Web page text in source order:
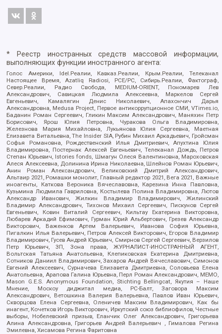
* Реестр иностранных средств массовой информации,
выполняющих функции иностранного агента:
Голос Америки, Idel.Реалии, Кавказ.Реалии, Крым.Реалии, Телеканал
Настоящее Время, Azatliq Radiosi, PCE/PC, Сибирь.Реалии, Фактограф,
Север.Реалии, Радио Свобода, MEDIUM-ORIENT, Пономарев Лев
Александрович, Савицкая Людмила Алексеевна, Маркелов Сергей
Евгеньевич, Камалягин Денис Николаевич, Апахончич Дарья
Александровна, Medusa Project, Первое антикоррупционное СМИ, VTimes.io,
Баданин Роман Сергеевич, Гликин Максим Александрович, Маняхин Петр
Борисович, Ярош Юлия Петровна, Чуракова Ольга Владимировна,
Железнова Мария Михайловна, Лукьянова Юлия Сергеевна, Маетная
Елизавета Витальевна, The Insider SIA, Рубин Михаил Аркадьевич, Гройсман
Софья Романовна, Рождественский Илья Дмитриевич, Апухтина Юлия
Владимировна, Постернак Алексей Евгеньевич, Телеканал Дождь, Петров
Степан Юрьевич, Istories fonds, Шмагун Олеся Валентиновна, Мароховская
Алеся Алексеевна, Долинина Ирина Николаевна, Шлейнов Роман Юрьевич,
Анин Роман Александрович, Великовский Дмитрий Александрович,
Альтаир 2021, Ромашки монолит, Главный редактор 2021, Вега 2021, Важные
иноагенты, Каткова Вероника Вячеславовна, Карезина Инна Павловна,
Кузьмина Людмила Гавриловна, Костылева Полина Владимировна, Лютов
Александр Иванович, Жилкин Владимир Владимирович, Жилинский
Владимир Александрович, Тихонов Михаил Сергеевич, Пискунов Сергей
Евгеньевич, Ковин Виталий Сергеевич, Кильтау Екатерина Викторовна,
Любарев Аркадий Ефимович, Гурман Юрий Альбертович, Грезев Александр
Викторович, Важенков Артем Валерьевич, Иванова София Юрьевна,
Пигалкин Илья Валерьевич, Петров Алексей Викторович, Егоров Владимир
Владимирович, Гусев Андрей Юрьевич, Смирнов Сергей Сергеевич, Верзилов
Петр Юрьевич, ЗП, Зона права, ЖУРНАЛИСТ-ИНОСТРАННЫЙ АГЕНТ,
Вольтская Татьяна Анатольевна, Клепиковская Екатерина Дмитриевна,
Сотников Даниил Владимирович, Захаров Андрей Вячеславович, Симонов
Евгений Алексеевич, Сурначева Елизавета Дмитриевна, Соловьева Елена
Анатольевна, Арапова Галина Юрьевна, Перл Роман Александрович, МЕМО,
Mason G.E.S. Anonymous Foundation, Stichting Bellingcat, Якутия – Наше
Мнение, Москоу диджитал медиа, РС-Балт, Заговора Максим
Александрович, Ветошкина Валерия Валерьевна, Павлов Иван Юрьевич,
Скворцова Елена Сергеевна, Оленичев Максим Владимирович, Как бы
инагент, Кочетков Игорь Викторович, Иркутский союз библиофилов, Честные
выборы, Нобелевский призыв, Еланчик Олег Александрович, Григорьева
Алина Александровна, Григорьев Андрей Валерьевич , Гималова Регина
Эмилевна, Хисамова Регина Фаритовна